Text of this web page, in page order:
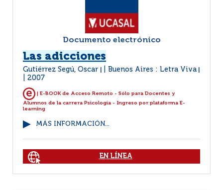
Documento electrónico
Las adicciones
Gutiérrez Segú, Oscar Buenos Aires : Letra Viva
2007
| E-BOOK de Acceso Remoto - Sólo para Docentes y
Alumnos de la carrera Psicología - Ingreso por plataforma E-
learning
MÁS INFORMACIÓN...
EN LÍNEA